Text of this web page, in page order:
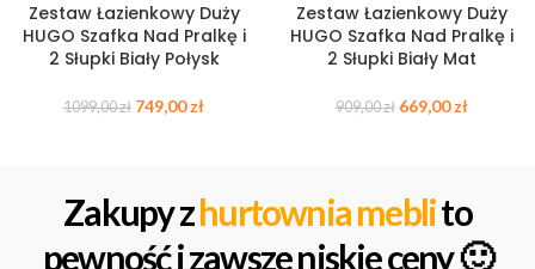
Zestaw Łazienkowy Duży
HUGO Szafka Nad Pralkę i
2 Słupki Biały Połysk
1099,00zł 749,00zł
Zestaw Łazienkowy Duży
HUGO Szafka Nad Pralkę i
2 Słupki Biały Mat
909,00zł 669,00zł
Zakupy zhurtownia meblito
pewność i zawsze niskie ceny 🙂